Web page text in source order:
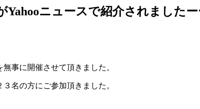
Yahooニュースで紹介されましたー
事に開催させて頂きました。
の方にご参加頂きました。